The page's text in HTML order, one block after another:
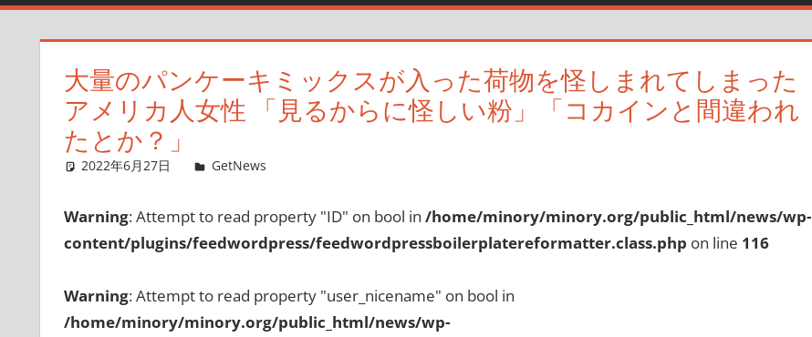
大量のパンケーキミックスが入った荷物を怪しまれてしまった
アメリカ人女性 「見るからに怪しい粉」「コカインと間違われ
たとか？」
2022年6月27日 GetNews
Warning: Attempt to read property "ID" on bool in /home/minory/minory.org/public_html/news/wp-
content/plugins/feedwordpress/feedwordpressboilerplatereformatter.class.php on line 116
Warning: Attempt to read property "user_nicename" on bool in
/home/minory/minory.org/public_html/news/wp-